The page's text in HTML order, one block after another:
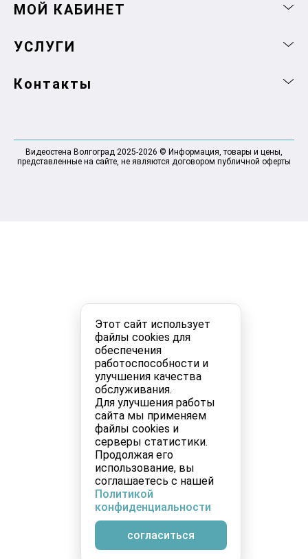
Этот сайт использует
файлы cookies для
обеспечения
работоспособности и
улучшения качества
обслуживания.
Для улучшения работы
сайта мы применяем
файлы cookies и
серверы статистики.
Продолжая его
использование, вы
соглашаетесь с нашей
Политикой
конфиденциальности
согласиться
МОЙ КАБИНЕТ
УСЛУГИ
Контакты
Видеостена Волгоград 2025-2026 © Информация, товары и цены,
представленные на сайте, не являются договором публичной оферты